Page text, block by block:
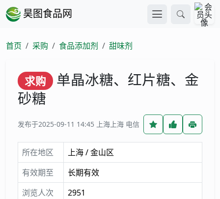
昊图食品网
首页 采购 食品添加剂 甜味剂
求购
单晶冰糖、红片糖、金
砂糖
发布于2025-09-11 14:45 上海上海 电信
所在地区
上海 / 金山区
有效期至
长期有效
浏览人次
2951